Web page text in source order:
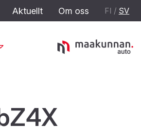
Aktuellt Om oss FI / SV